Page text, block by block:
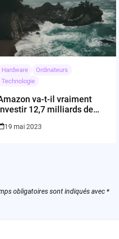
Hardware
Ordinateurs
Technologie
va-t-il vraiment
12,7 milliards de
19 mai 2023
obligatoires sont indiqués avec *